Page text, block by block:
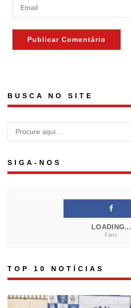
BUSCA NO SITE
SIGA-NOS
LOADING...
Fans
TOP 10 NOTÍCIAS